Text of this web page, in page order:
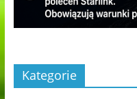
Kategorie